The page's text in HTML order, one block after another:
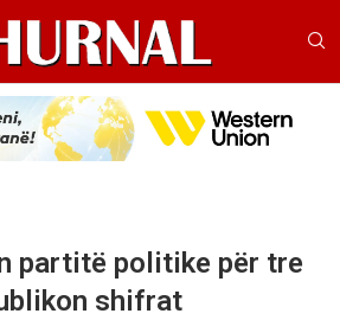
partitë politike për tre
shifrat